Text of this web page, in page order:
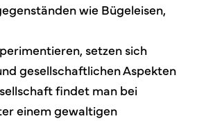
wie Bügeleisen,
setzen sich
gesellschaftlichen Aspekten
findet man bei
einem gewaltigen